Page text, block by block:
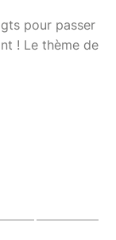
pour passer
! Le thème de